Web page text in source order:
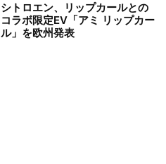
シトロエン、リップカールとの
コラボ限定EV「アミ リップカー
ル」を欧州発表